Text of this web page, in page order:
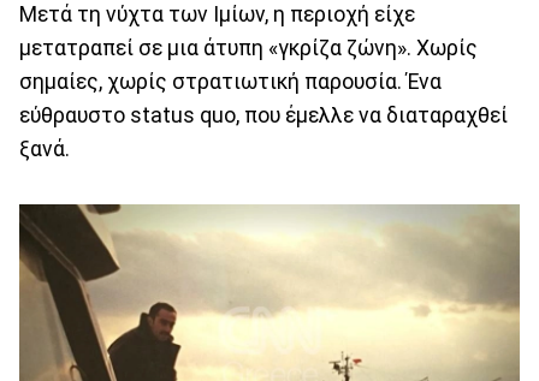
Μετά τη νύχτα των Ιμίων, η περιοχή είχε
μετατραπεί σε μια άτυπη «γκρίζα ζώνη». Χωρίς
σημαίες, χωρίς στρατιωτική παρουσία. Ένα
εύθραυστο status quo, που έμελλε να διαταραχθεί
ξανά.